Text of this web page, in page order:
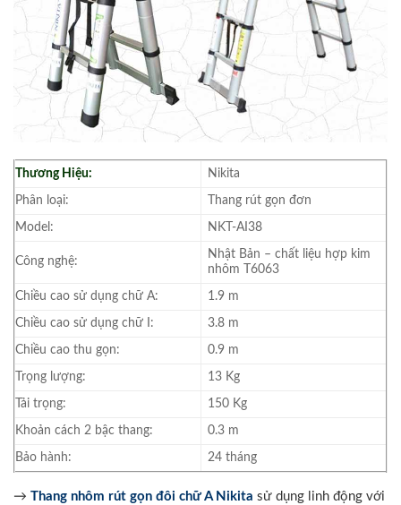
Thương Hiệu: Nikita
Phân loại: Thang rút gọn đơn
Model: NKT-AI38
Công nghệ:
Nhật Bản – chất liệu hợp kim
nhôm T6063
Chiều cao sử dụng chữ A: 1.9 m
Chiều cao sử dụng chữ I: 3.8 m
Chiều cao thu gọn: 0.9 m
Trọng lượng: 13 Kg
Tải trọng: 150 Kg
Khoản cách 2 bậc thang: 0.3 m
Bảo hành: 24 tháng
→ Thang nhôm rút gọn đôi chữ A Nikita sử dụng linh động với